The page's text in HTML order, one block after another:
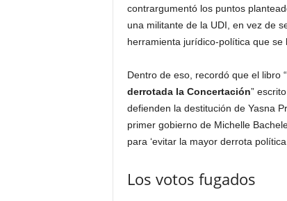
contrargumentó los puntos
una militante de la UDI, en vez de
herramienta jurídico-política que se
Dentro de eso, recordó que el libro “
derrotada la Concertación”
defienden la destitución de Yasna
primer gobierno de Michelle
para ‘evitar la mayor derrota
Los votos fugados